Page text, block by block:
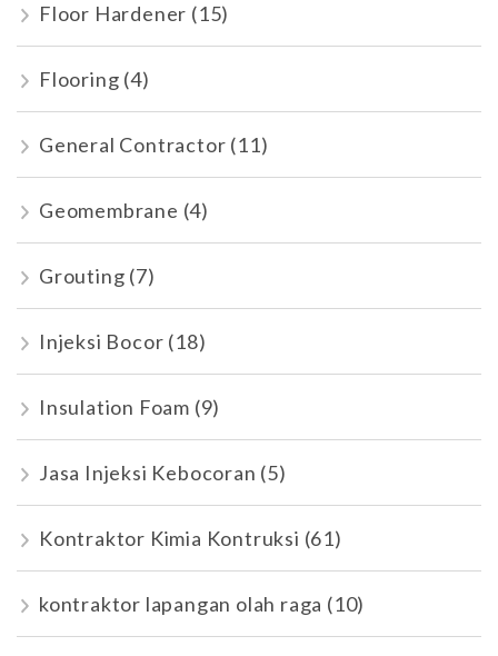
Floor Hardener (15)
Flooring (4)
General Contractor (11)
Geomembrane (4)
Grouting (7)
Injeksi Bocor (18)
Insulation Foam (9)
Jasa Injeksi Kebocoran (5)
Kontraktor Kimia Kontruksi (61)
kontraktor lapangan olah raga (10)